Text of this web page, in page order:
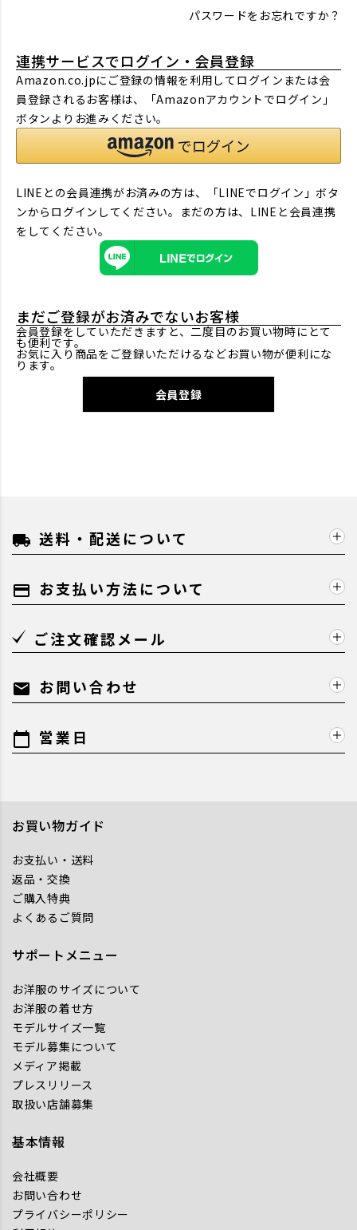
パスワードをお忘れですか？
連携サービスでログイン・会員登録
Amazon.co.jpにご登録の情報を利用してログインまたは会
員登録されるお客様は、「Amazonアカウントでログイン」
ボタンよりお進みください。
LINEとの会員連携がお済みの方は、「LINEでログイン」ボタ
ンからログインしてください。まだの方は、 LINEと会員連携
をしてください。
まだご登録がお済みでないお客様
会員登録をしていただきますと、二度目のお買い物時にとて
も便利です。
お気に入り商品をご登録いただけるなどお買い物が便利にな
ります。
会員登録
local_shipping 送料・配送について
payment お支払い方法について
ご注文確認メール
mail お問い合わせ
calendar_today 営業日
お買い物ガイド
お支払い・送料
返品・交換
ご購入特典
よくあるご質問
サポートメニュー
お洋服のサイズについて
お洋服の着せ方
モデルサイズ一覧
モデル募集について
メディア掲載
プレスリリース
取扱い店舗募集
基本情報
会社概要
お問い合わせ
プライバシーポリシー